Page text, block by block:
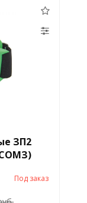
ЗП2
Под заказ